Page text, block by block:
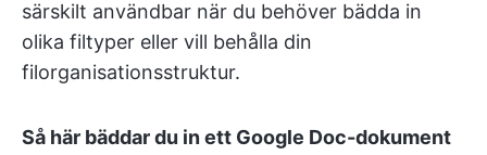
särskilt användbar när du behöver bädda in
olika filtyper eller vill behålla din
filorganisationsstruktur.
Så här bäddar du in ett Google Doc-dokument